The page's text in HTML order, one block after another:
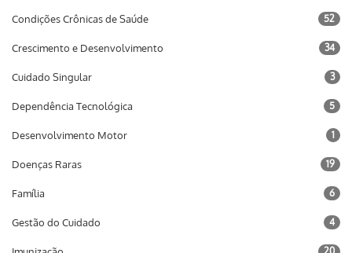
Condições Crônicas de Saúde 52
Crescimento e Desenvolvimento 34
Cuidado Singular 3
Dependência Tecnológica 5
Desenvolvimento Motor 1
Doenças Raras 19
Família 6
Gestão do Cuidado 4